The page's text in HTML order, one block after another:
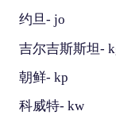
约旦- jo
吉尔吉斯斯坦-
朝鲜- kp
科威特- kw